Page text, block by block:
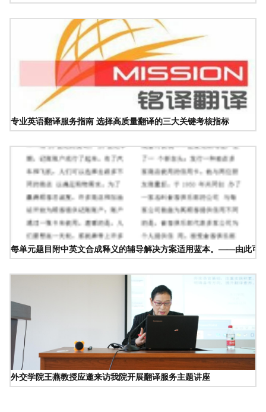
专业英语翻译服务指南 选择高质量翻译的三大关键考核指标
每单元题目附中英文合成释义的辅导解决方案适用蓝本。——由此
外交学院王燕教授应邀来访我院开展翻译服务主题讲座